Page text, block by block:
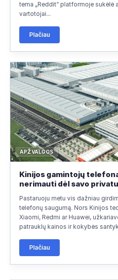
tema „Reddit“ platformoje
vartotojai...
Plačiau
APŽVALGOS
Kinijos gamintojų
nerimauti dėl savo
Pastaruoju metu vis dažniau
telefonų saugumą. Nors Kinijos
Xiaomi, Redmi ar Huawei,
patrauklų kainos ir kokybės
Plačiau